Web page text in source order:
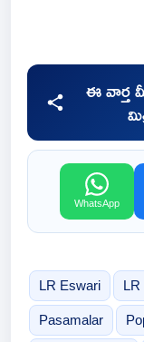
ఈ వార్త
WhatsApp
LR Eswari LR
Pasamalar